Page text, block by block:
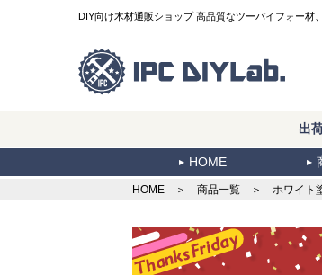
DIY向け木材通販ショップ 高品質なツーバイフォー材
出
HOME
HOME ＞ 商品一覧 ＞ ホワイト塗